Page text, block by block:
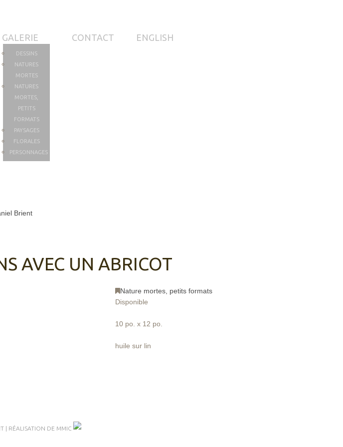
GALERIE
DESSINS
NATURES
MORTES
NATURES
MORTES,
PETITS
FORMATS
PAYSAGES
FLORALES
PERSONNAGES
CONTACT ENGLISH
AVEC UN ABRICOT
Nature mortes, petits formats
Disponible
10 po. x 12 po.
huile sur lin
| RÉALISATION DE MMIC